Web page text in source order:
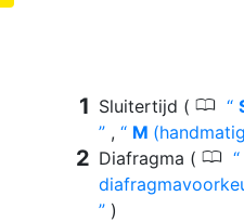
Sluitertijd ( 0
,
M
Diafragma ( 0
)